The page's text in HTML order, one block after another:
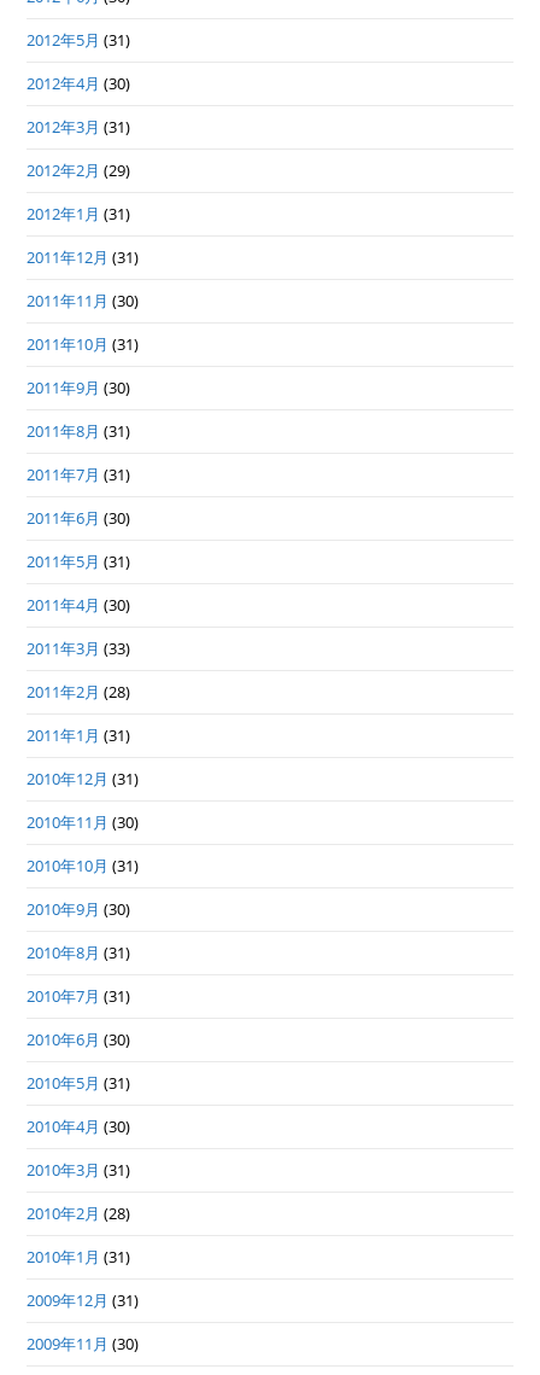
2012年5月 (31)
2012年4月 (30)
2012年3月 (31)
2012年2月 (29)
2012年1月 (31)
2011年12月 (31)
2011年11月 (30)
2011年10月 (31)
2011年9月 (30)
2011年8月 (31)
2011年7月 (31)
2011年6月 (30)
2011年5月 (31)
2011年4月 (30)
2011年3月 (33)
2011年2月 (28)
2011年1月 (31)
2010年12月 (31)
2010年11月 (30)
2010年10月 (31)
2010年9月 (30)
2010年8月 (31)
2010年7月 (31)
2010年6月 (30)
2010年5月 (31)
2010年4月 (30)
2010年3月 (31)
2010年2月 (28)
2010年1月 (31)
2009年12月 (31)
2009年11月 (30)